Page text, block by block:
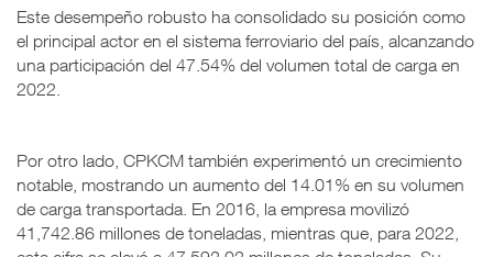
Este desempeño robusto ha consolidado su posición como
el principal actor en el sistema ferroviario del país, alcanzando
una participación del 47.54% del volumen total de carga en
2022.
Por otro lado, CPKCM también experimentó un crecimiento
notable, mostrando un aumento del 14.01% en su volumen
de carga transportada. En 2016, la empresa movilizó
41,742.86 millones de toneladas, mientras que, para 2022,